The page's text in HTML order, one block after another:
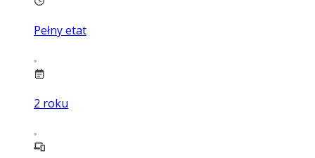
Pełny etat
2 roku